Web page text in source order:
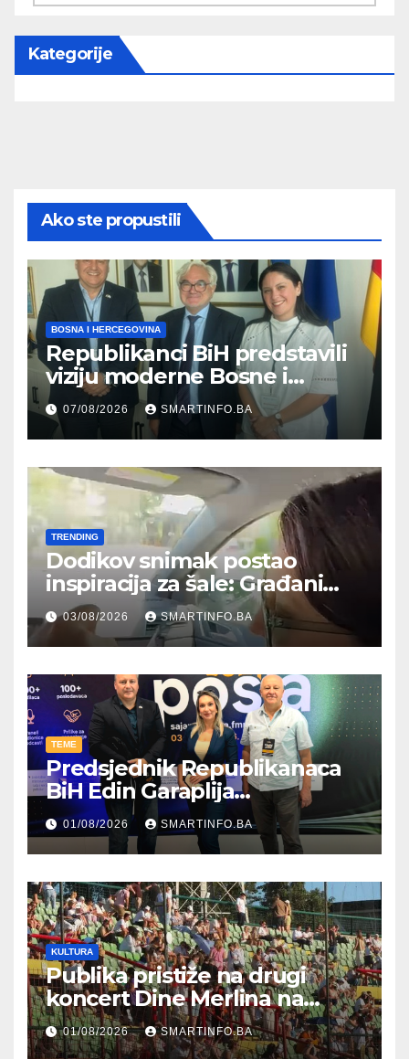
Kategorije
Ako ste propustili
BOSNA I HERCEGOVINA
Republikanci BiH predstavili
viziju moderne Bosne i
Hercegovine ambasadoru
Njemačke
07/08/2026 SMARTINFO.BA
TRENDING
Dodikov snimak postao
inspiracija za šale: Građani
kroz parodiju poslali poruku
03/08/2026 SMARTINFO.BA
TEME
Predsjednik Republikanaca
BiH Edin Garaplija
prisustvovao prezentaciji
Federalnog sajma
zapošljavanja
01/08/2026 SMARTINFO.BA
KULTURA
Publika pristiže na drugi
koncert Dine Merlina na
Koševu
01/08/2026 SMARTINFO.BA